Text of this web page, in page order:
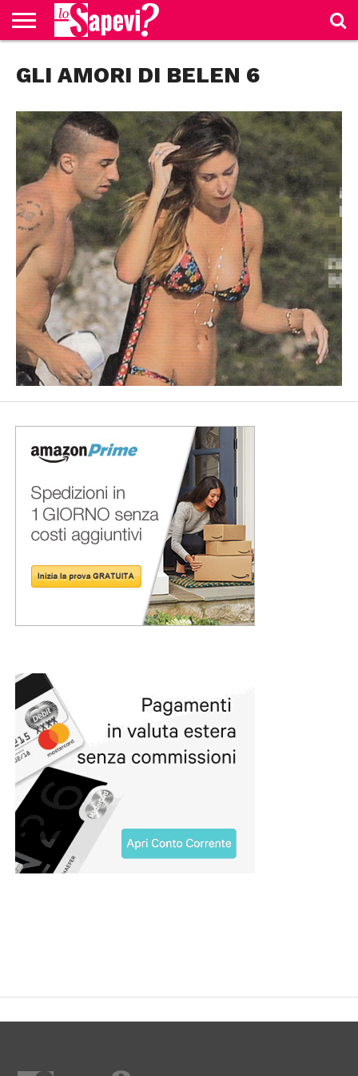
BENESSERE
GOSSIP
PRODOTTI
AMAZON
NEWS
CASA E
CUCINA
GLI AMORI DI BELEN 6